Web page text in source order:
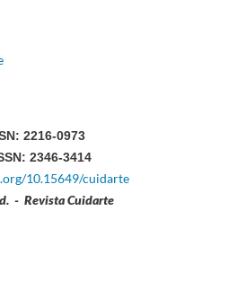
2216-0973
2346-3414
10.15649/cuidarte
- Revista Cuidarte